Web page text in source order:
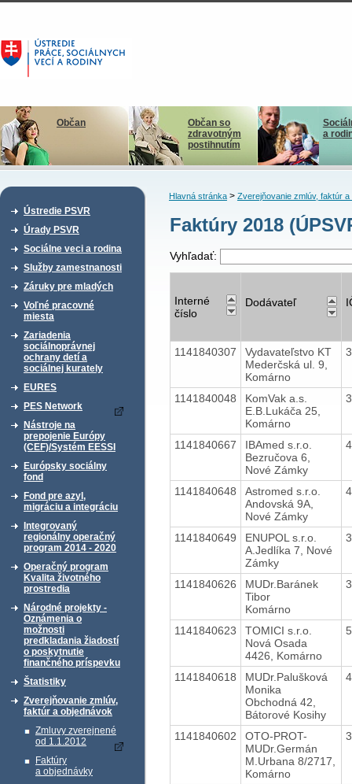
Občan
Občan so
zdravotným
postihnutím
a
Ústredie PSVR
Úrady PSVR
Sociálne veci a rodina
Služby zamestnanosti
Záruky pre mladých
Voľné pracovné
miesta
Zariadenia
sociálnoprávnej
ochrany detí a
sociálnej kurately
EURES
PES Network
Nástroje na
prepojenie Európy
(CEF)/Systém EESSI
Európsky sociálny
fond
Fond pre azyl,
migráciu a integráciu
Integrovaný
regionálny operačný
program 2014 - 2020
Operačný program
Kvalita životného
prostredia
Národné projekty -
Oznámenia o
možnosti
predkladania žiadostí
o poskytnutie
finančného príspevku
Štatistiky
Zverejňovanie zmlúv,
faktúr a objednávok
Zmluvy zverejnené
od 1.1.2012
Faktúry
a objednávky
Hlavná stránka> Zverejňovanie zmlúv, faktúr a
Faktúry 2018
Vyhľadať:
Interné
číslo
Dodávateľ
1141840307
Vydavateľstvo KT
Mederčská ul. 9,
Komárno
1141840048
KomVak a.s.
E.B.Lukáča 25,
Komárno
1141840667
IBAmed s.r.o.
Bezručova 6,
Nové Zámky
1141840648
Astromed s.r.o.
Andovská 9A,
Nové Zámky
1141840649
ENUPOL s.r.o.
A.Jedlíka 7, Nové
Zámky
1141840626
MUDr.Baránek
Tibor
Komárno
1141840623
TOMICI s.r.o.
Nová Osada
4426, Komárno
1141840618
MUDr.Palušková
Monika
Obchodná 42,
Bátorové Kosihy
1141840602
OTO-PROT-
MUDr.Germán
M.Urbana 8/2717,
Komárno